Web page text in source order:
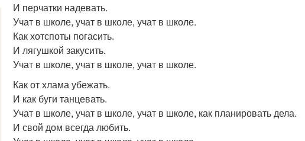
И перчатки надевать.
Учат в школе, учат в школе, учат в школе.
Как хотспоты погасить.
И лягушкой закусить.
Учат в школе, учат в школе, учат в школе.
Как от хлама убежать.
И как буги танцевать.
Учат в школе, учат в школе, учат в школе, как планировать дела.
И свой дом всегда любить.